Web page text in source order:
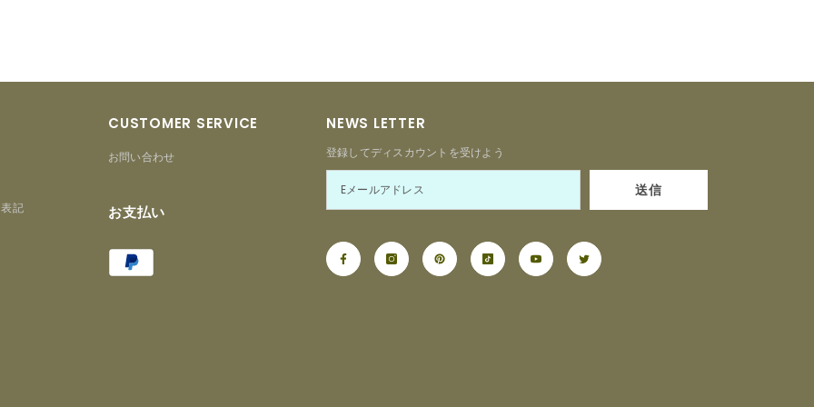
記
CUSTOMER SERVICE
お問い合わせ
お支払い
methods
NEWS LETTER
登録してディスカウントを受けよう
送信